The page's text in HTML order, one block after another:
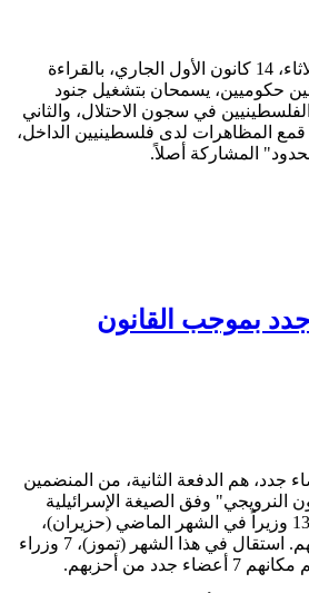
أقر الكنيست فجر يوم الثلاثاء، 14 كانون الأول الجاري، بالقراءة
حكوميين، يسمحان بتشغيل جنود
في سجون الاحتلال، والثاني
المظاهرات لدى فلسطينيين الداخل،
المشاركة أصلاً.
بموجب القانون
الكنيست 7 أعضاء جدد، هم الدفعة الثانية، من المنضمين
النرويجي" وفق الصيغة الإسرائيلية
المعدّلة، فبعد أن استقال 13 وزيراً في الشهر الماضي (حزيران)،
وانضم أعضاء جدد بدلا منهم. استقال في هذا الشهر (تموز)، 7 وزراء
من أحزبهم.